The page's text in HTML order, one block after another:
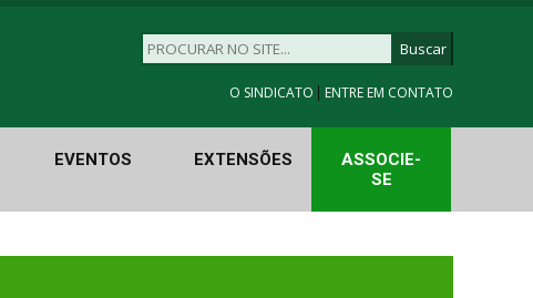
O SINDICATO | ENTRE EM CONTATO
EVENTOS EXTENSÕES
ASSOCIE-
SE